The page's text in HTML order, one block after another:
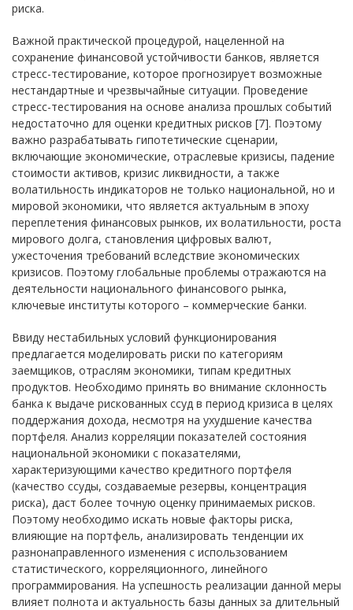
риска.
Важной практической процедурой, нацеленной на
сохранение финансовой устойчивости банков, является
стресс-тестирование, которое прогнозирует возможные
нестандартные и чрезвычайные ситуации. Проведение
стресс-тестирования на основе анализа прошлых событий
недостаточно для оценки кредитных рисков [7]. Поэтому
важно разрабатывать гипотетические сценарии,
включающие экономические, отраслевые кризисы, падение
стоимости активов, кризис ликвидности, а также
волатильность индикаторов не только национальной, но и
мировой экономики, что является актуальным в эпоху
переплетения финансовых рынков, их волатильности, роста
мирового долга, становления цифровых валют,
ужесточения требований вследствие экономических
кризисов. Поэтому глобальные проблемы отражаются на
деятельности национального финансового рынка,
ключевые институты которого – коммерческие банки.
Ввиду нестабильных условий функционирования
предлагается моделировать риски по категориям
заемщиков, отраслям экономики, типам кредитных
продуктов. Необходимо принять во внимание склонность
банка к выдаче рискованных ссуд в период кризиса в целях
поддержания дохода, несмотря на ухудшение качества
портфеля. Анализ корреляции показателей состояния
национальной экономики с показателями,
характеризующими качество кредитного портфеля
(качество ссуды, создаваемые резервы, концентрация
риска), даст более точную оценку принимаемых рисков.
Поэтому необходимо искать новые факторы риска,
влияющие на портфель, анализировать тенденции их
разнонаправленного изменения с использованием
статистического, корреляционного, линейного
программирования. На успешность реализации данной меры
влияет полнота и актуальность базы данных за длительный